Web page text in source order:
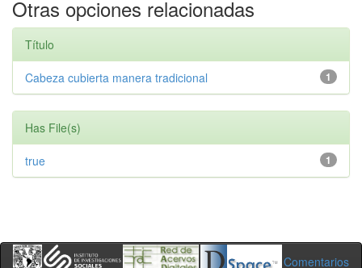
Otras opciones relacionadas
Título
1
Cabeza cubierta manera tradicional
Has File(s)
1
true
Comentarios